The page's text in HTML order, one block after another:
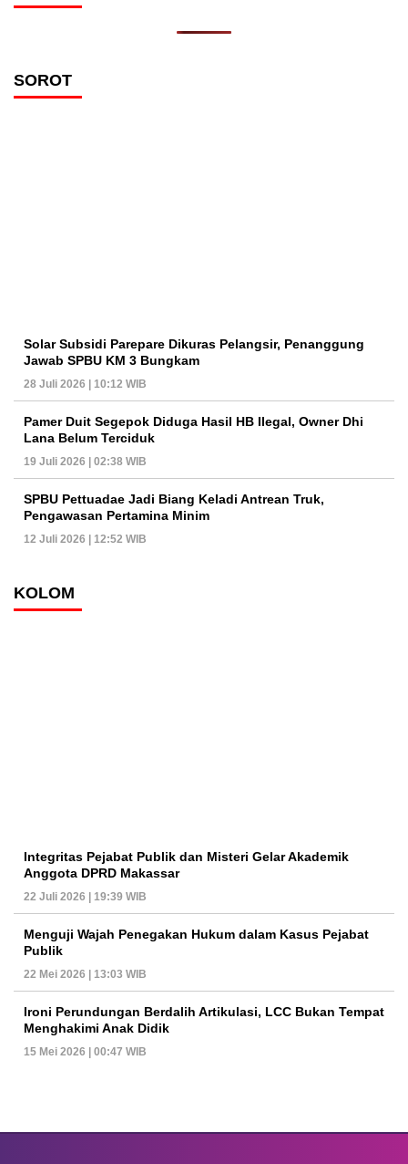
SOROT
Solar Subsidi Parepare Dikuras Pelangsir, Penanggung
Jawab SPBU KM 3 Bungkam
28 Juli 2026 | 10:12 WIB
Pamer Duit Segepok Diduga Hasil HB Ilegal, Owner Dhi
Lana Belum Terciduk
19 Juli 2026 | 02:38 WIB
SPBU Pettuadae Jadi Biang Keladi Antrean Truk,
Pengawasan Pertamina Minim
12 Juli 2026 | 12:52 WIB
KOLOM
Integritas Pejabat Publik dan Misteri Gelar Akademik
Anggota DPRD Makassar
22 Juli 2026 | 19:39 WIB
Menguji Wajah Penegakan Hukum dalam Kasus Pejabat
Publik
22 Mei 2026 | 13:03 WIB
Ironi Perundungan Berdalih Artikulasi, LCC Bukan Tempat
Menghakimi Anak Didik
15 Mei 2026 | 00:47 WIB